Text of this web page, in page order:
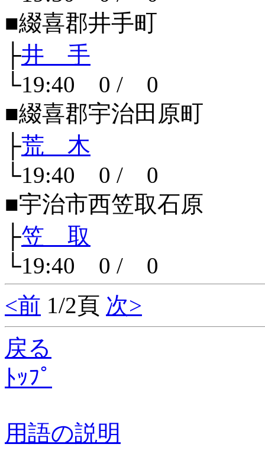
■綴喜郡井手町
├井 手
└19:40 0 / 0
■綴喜郡宇治田原町
├荒 木
└19:40 0 / 0
■宇治市西笠取石原
├笠 取
└19:40 0 / 0
<前 1/2頁 次>
戻る
ﾄｯﾌﾟ
用語の説明